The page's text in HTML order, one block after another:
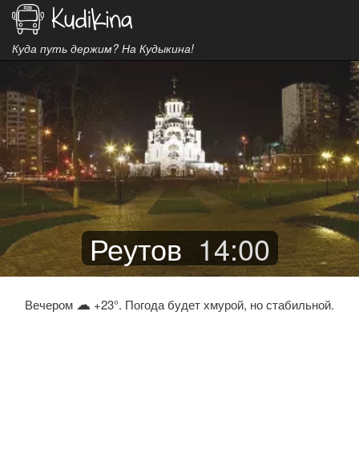
Куда путь держим? На Кудыкина!
Реутов 14:00
Вечером ☁ +23°. Погода будет хмурой, но стабильной.